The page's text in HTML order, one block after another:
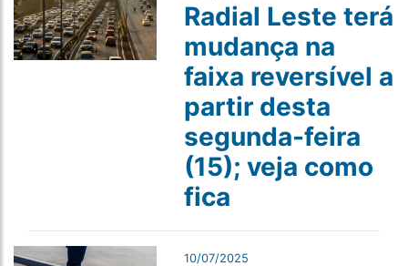
Radial Leste terá
mudança na
faixa reversível a
partir desta
segunda-feira
(15); veja como
fica
10/07/2025